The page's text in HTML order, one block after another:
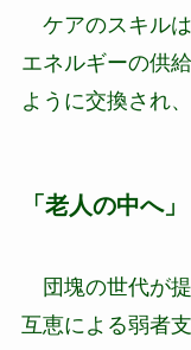
ケアのスキル
エネルギーの供
ように交換され
「老人の中へ」
団塊の世代が提
互恵による弱者